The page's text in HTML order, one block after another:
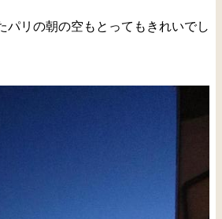
パリの朝の空もとってもきれいでし